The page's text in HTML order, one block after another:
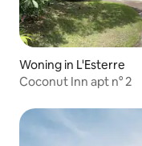
Woning in L'Esterre
Coconut Inn apt n° 2